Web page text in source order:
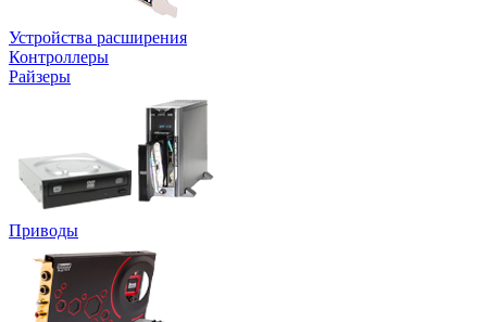
Устройства расширения
Контроллеры
Райзеры
Приводы